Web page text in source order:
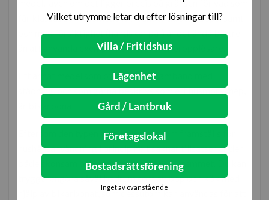
medel, även om det ligger precis på gränsen för vad som
får klassas som livsmedel. Använder du ättika sparsamt
och med försiktighet (handskar på!) är det ändå bättre
än att använda exempelvis klorin eller propplösare.
Ett annat medel som ofta nämns i samband med
städning, och som gärna beskrivs som ett husmorsknep,
Eftersom den typen av bikarbonat som framställs för
hushållsanvändning i princip helt saknar tillsatser är den
både skonsam och ofarlig att använda I hemmet. Du kan
tryggt rengöra såväl badrum som avlopp och kök med
hjälp av bikarbonat, som dessutom kan användas för att
Vilket utrymme letar du efter lösningar till?
Villa / Fritidshus
Lägenhet
Gård / Lantbruk
Företagslokal
Bostadsrättsförening
Inget av ovanstående